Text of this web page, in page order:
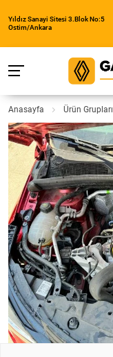
Yıldız Sanayi Sitesi 3.Blok No:5
Ostim/Ankara
Anasayfa Ürün Grupları